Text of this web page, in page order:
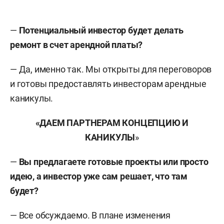
— Потенциальный инвестор будет делать
ремонт в счет арендной платы?
— Да, именно так. Мы открыты для переговоров
и готовы предоставлять инвесторам арендные
каникулы.
«ДАЕМ ПАРТНЕРАМ КОНЦЕПЦИЮ И
КАНИКУЛЫ»
— Вы предлагаете готовые проекты или просто
идею, а инвестор уже сам решает, что там
будет?
— Все обсуждаемо. В плане изменения